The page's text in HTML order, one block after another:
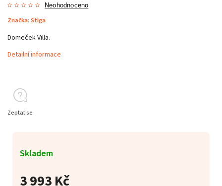
Neohodnoceno
Značka: Stiga
3 993 Kč
Skladem
Domeček Villa.
Detailní informace
Zeptat se